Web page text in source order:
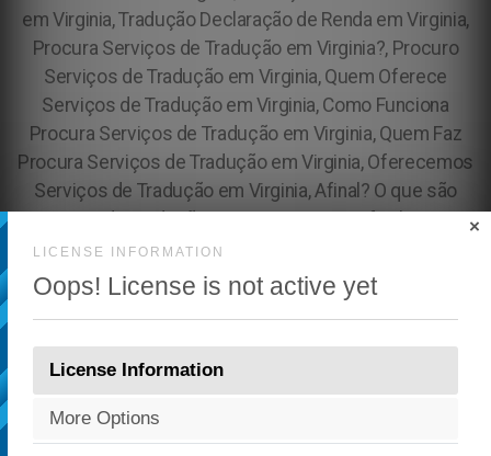
LICENSE INFORMATION
Oops! License is not active yet
×
License Information
More Options